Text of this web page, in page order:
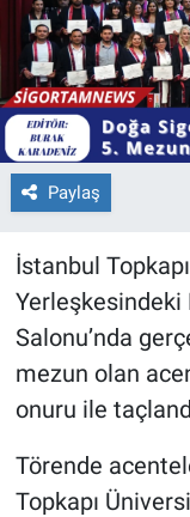
Paylaş
İstanbul
Salonu’nda
mezun olan
onuru ile
Törende
Topkapı